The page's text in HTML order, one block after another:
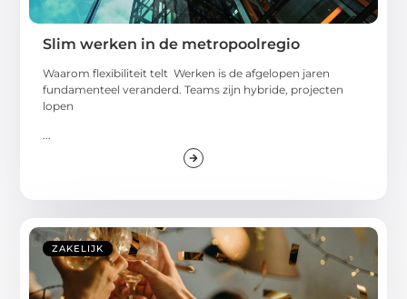
Slim werken in de metropoolregio
Waarom flexibiliteit telt Werken is de afgelopen jaren
fundamenteel veranderd. Teams zijn hybride, projecten
lopen
...
ZAKELIJK